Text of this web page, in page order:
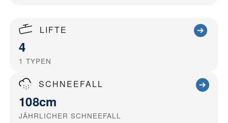
LIFTE
4
1 TYPEN
SCHNEEFALL
108cm
JÄHRLICHER SCHNEEFALL